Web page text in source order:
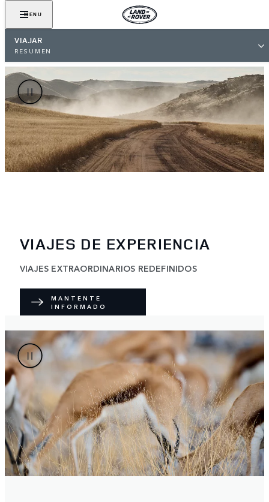
MENU
VIAJAR
RESUMEN
VIAJES DE EXPERIENCIA
VIAJES EXTRAORDINARIOS REDEFINIDOS
MANTENTE
INFORMADO